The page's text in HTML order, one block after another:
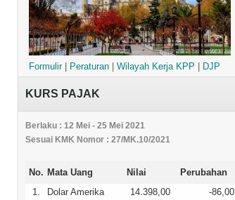
Formulir| Peraturan | Wilayah Kerja KPP | DJP
KURS PAJAK
Berlaku : 12 Mei - 25 Mei 2021
Sesuai KMK Nomor : 27/MK.10/2021
No. Mata Uang Nilai
Perubahan
1.
Dolar Amerika
14.398,00 -86,00